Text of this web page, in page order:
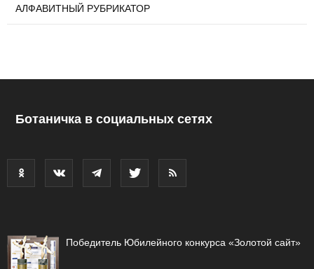
АЛФАВИТНЫЙ РУБРИКАТОР
Ботаничка в социальных сетях
Победитель Юбилейного конкурса «Золотой сайт»